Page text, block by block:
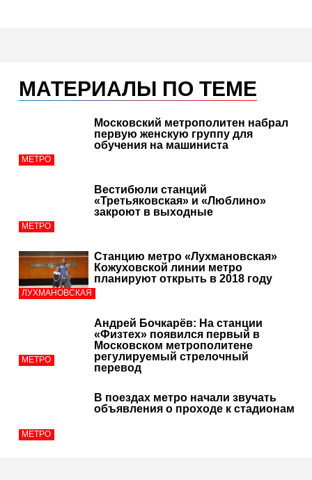
МАТЕРИАЛЫ ПО ТЕМЕ
МЕТРО
Московский метрополитен набрал
первую женскую группу для
обучения на машиниста
МЕТРО
Вестибюли станций
«Третьяковская» и «Люблино»
закроют в выходные
ЛУХМАНОВСКАЯ
Станцию метро «Лухмановская»
Кожуховской линии метро
планируют открыть в 2018 году
МЕТРО
Андрей Бочкарёв: На станции
«Физтех» появился первый в
Московском метрополитене
регулируемый стрелочный
перевод
МЕТРО
В поездах метро начали звучать
объявления о проходе к стадионам